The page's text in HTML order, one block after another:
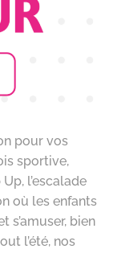
pour vos
sportive,
l’escalade
où les enfants
s’amuser, bien
l’été, nos